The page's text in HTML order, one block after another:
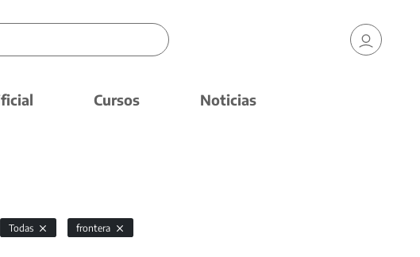
Cursos Noticias
Todas frontera